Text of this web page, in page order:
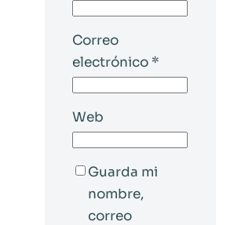
Correo
electrónico *
Web
Guarda mi
nombre,
correo